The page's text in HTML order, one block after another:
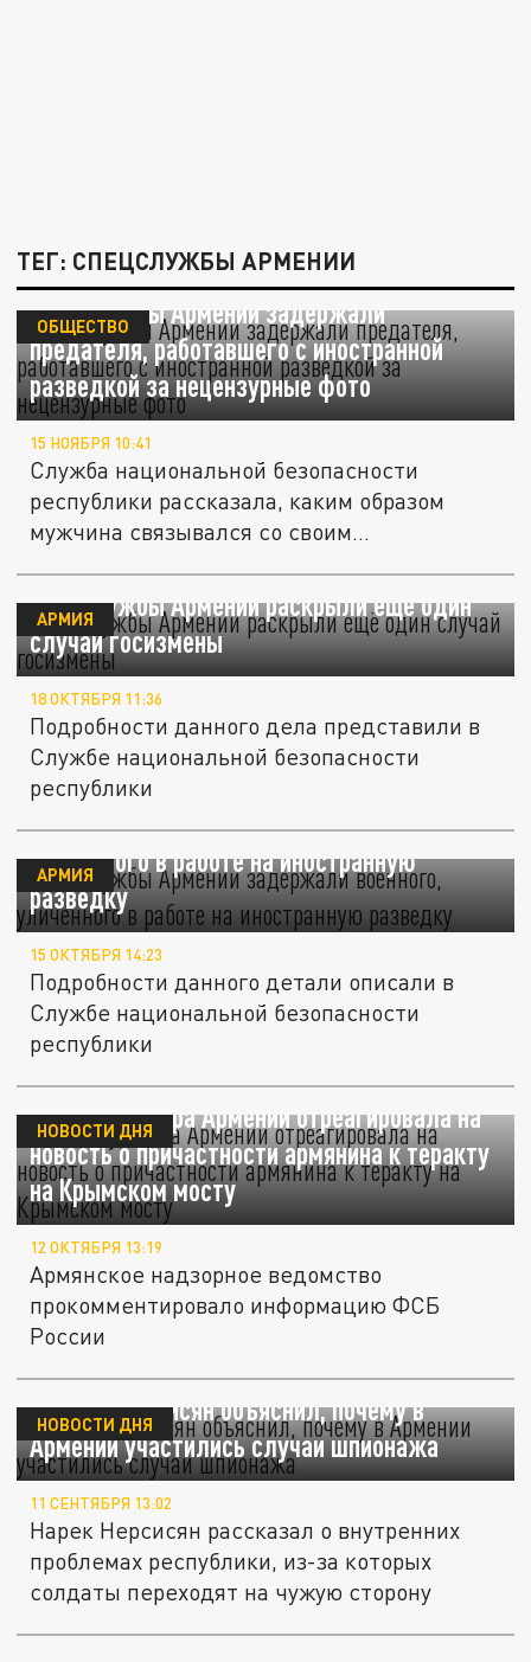
ТЕГ: СПЕЦСЛУЖБЫ АРМЕНИИ
Спецслужбы Армении задержали
предателя, работавшего с иностранной
разведкой за нецензурные фото
ОБЩЕСТВО
15 НОЯБРЯ 10:41
Служба национальной безопасности
республики рассказала, каким образом
мужчина связывался со своим
Спецслужбы Армении раскрыли ещё один
случай госизмены
АРМИЯ
18 ОКТЯБРЯ 11:36
Подробности данного дела представили в
Службе национальной безопасности
республики
Спецслужбы Армении задержали военного,
уличённого в работе на иностранную
разведку
АРМИЯ
15 ОКТЯБРЯ 14:23
Подробности данного детали описали в
Службе национальной безопасности
республики
Генпрокуратура Армении отреагировала на
новость о причастности армянина к теракту
на Крымском мосту
НОВОСТИ ДНЯ
12 ОКТЯБРЯ 13:19
Армянское надзорное ведомство
прокомментировало информацию ФСБ
России
Офицер Нерсисян объяснил, почему в
Армении участились случаи шпионажа
НОВОСТИ ДНЯ
11 СЕНТЯБРЯ 13:02
Нарек Нерсисян рассказал о внутренних
проблемах республики, из-за которых
солдаты переходят на чужую сторону